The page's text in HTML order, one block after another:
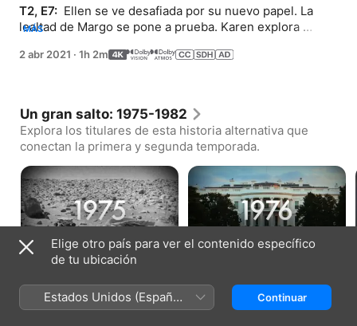
T2, E7: Ellen se ve desafiada por su nuevo papel. La
lealtad de Margo se pone a prueba. Karen explora
MÁS
2 abr 2021 · 1h 2m
Un gran salto: 1975-1982
Explora los titulares de esta historia alternativa que
conectan la primera y segunda temporada.
Aterrizaje en Marte (1975)
Contenido extra · 2
Reagan vence a Kennedy
Cómo ver
Elige otro país para ver el contenido específico
de tu ubicación
Estados Unidos (Español
México)
Continuar